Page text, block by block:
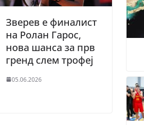
Зверев е финалист
на Ролан Гарос,
нова шанса за прв
гренд слем трофеј
05.06.2026